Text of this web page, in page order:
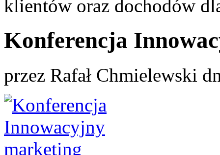
klientów oraz dochodów
Konferencja
przez Rafał Chmielewski